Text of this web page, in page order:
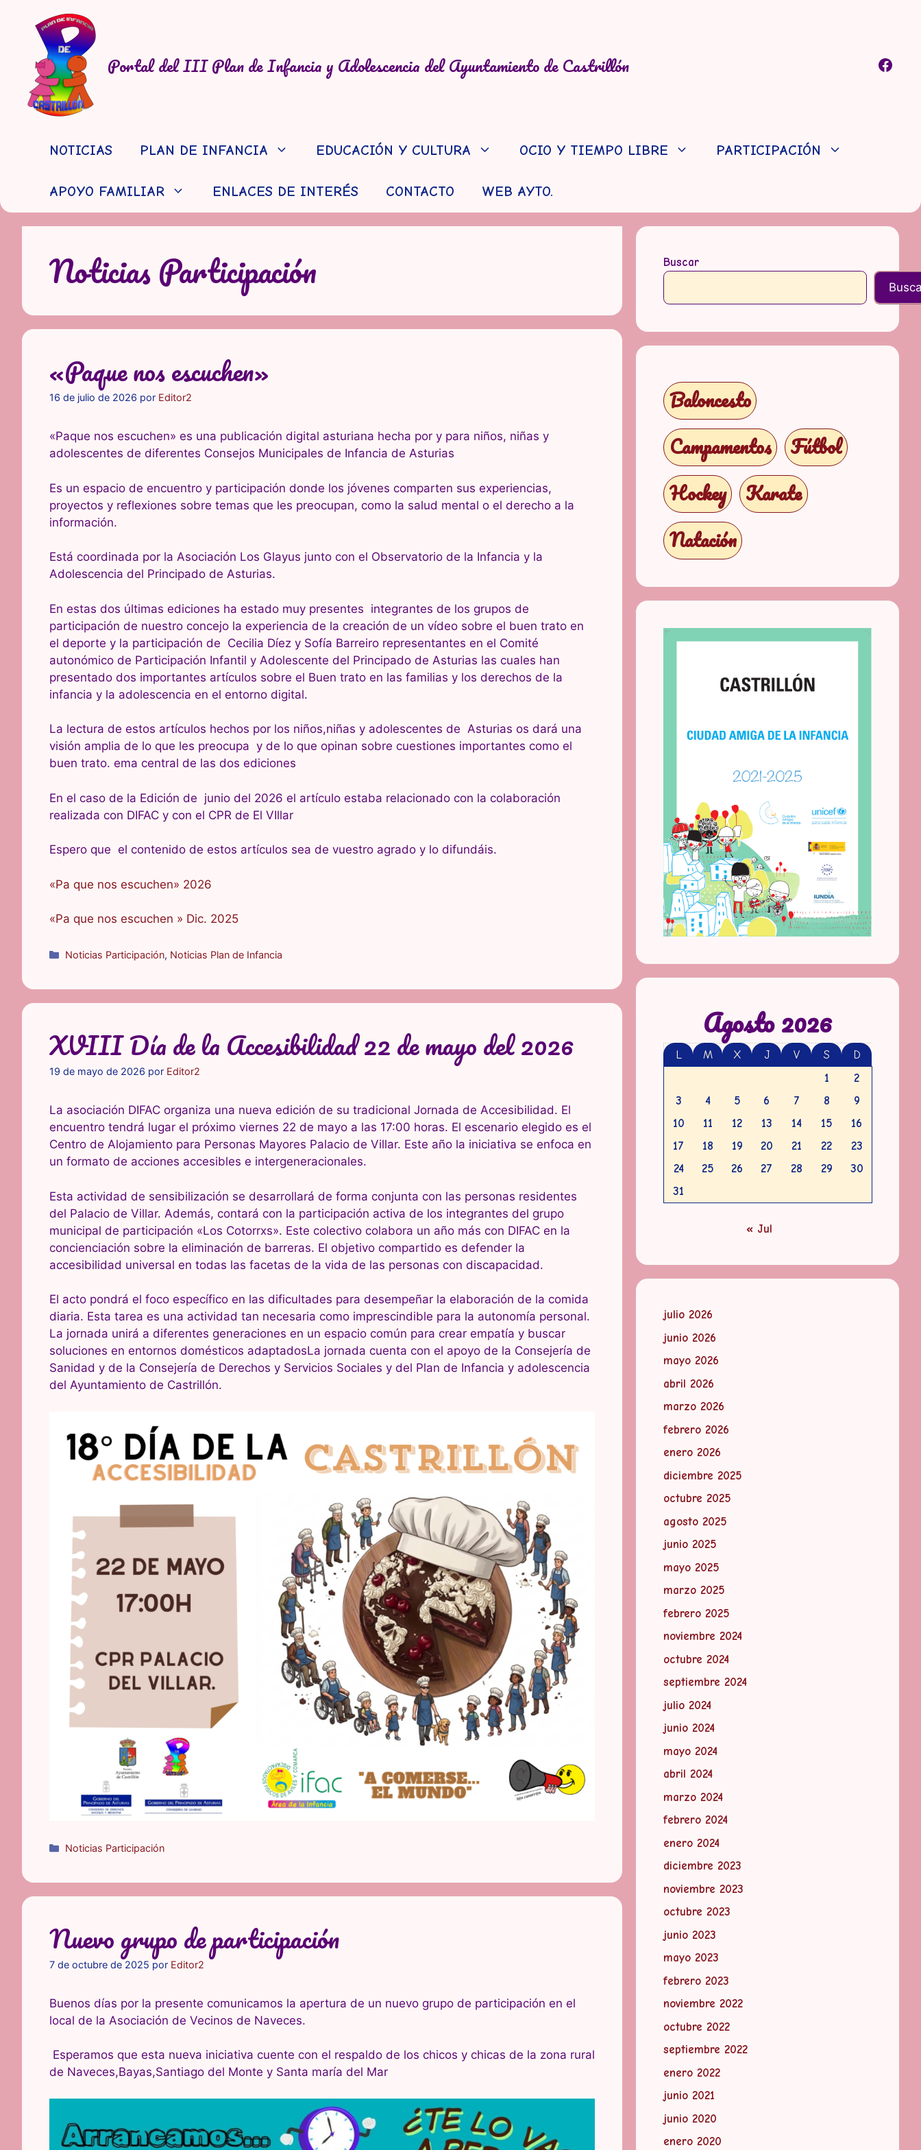
contenido
Portal del III Plan de Infancia y Adolescencia del Ayuntamiento de Castrillón
NOTICIAS PLAN DE INFANCIA EDUCACIÓN Y CULTURA OCIO Y TIEMPO LIBRE PARTICIPACIÓN
APOYO FAMILIAR ENLACES DE INTERÉS CONTACTO WEB AYTO.
Noticias Participación
«Paque nos escuchen»
16 de julio de 2026 por Editor2
«Paque nos escuchen» es una publicación digital asturiana hecha por y para niños, niñas y
adolescentes de diferentes Consejos Municipales de Infancia de Asturias
Es un espacio de encuentro y participación donde los jóvenes comparten sus experiencias,
proyectos y reflexiones sobre temas que les preocupan, como la salud mental o el derecho a la
información.
Está coordinada por la Asociación Los Glayus junto con el Observatorio de la Infancia y la
Adolescencia del Principado de Asturias.
En estas dos últimas ediciones ha estado muy presentes integrantes de los grupos de
participación de nuestro concejo la experiencia de la creación de un vídeo sobre el buen trato en
el deporte y la participación de Cecilia Díez y Sofía Barreiro representantes en el Comité
autonómico de Participación Infantil y Adolescente del Principado de Asturias las cuales han
presentado dos importantes artículos sobre el Buen trato en las familias y los derechos de la
infancia y la adolescencia en el entorno digital.
La lectura de estos artículos hechos por los niños,niñas y adolescentes de Asturias os dará una
visión amplia de lo que les preocupa y de lo que opinan sobre cuestiones importantes como el
buen trato. ema central de las dos ediciones
En el caso de la Edición de junio del 2026 el artículo estaba relacionado con la colaboración
realizada con DIFAC y con el CPR de El VIllar
Espero que el contenido de estos artículos sea de vuestro agrado y lo difundáis.
«Pa que nos escuchen» 2026
«Pa que nos escuchen » Dic. 2025
Categorías
Noticias Participación, Noticias Plan de Infancia
XVIII Día de la Accesibilidad 22 de mayo del 2026
19 de mayo de 2026 por Editor2
La asociación DIFAC organiza una nueva edición de su tradicional Jornada de Accesibilidad. El
encuentro tendrá lugar el próximo viernes 22 de mayo a las 17:00 horas. El escenario elegido es el
Centro de Alojamiento para Personas Mayores Palacio de Villar. Este año la iniciativa se enfoca en
un formato de acciones accesibles e intergeneracionales.
Esta actividad de sensibilización se desarrollará de forma conjunta con las personas residentes
del Palacio de Villar. Además, contará con la participación activa de los integrantes del grupo
municipal de participación «Los Cotorrxs». Este colectivo colabora un año más con DIFAC en la
concienciación sobre la eliminación de barreras. El objetivo compartido es defender la
accesibilidad universal en todas las facetas de la vida de las personas con discapacidad.
El acto pondrá el foco específico en las dificultades para desempeñar la elaboración de la comida
diaria. Esta tarea es una actividad tan necesaria como imprescindible para la autonomía personal.
La jornada unirá a diferentes generaciones en un espacio común para crear empatía y buscar
soluciones en entornos domésticos adaptadosLa jornada cuenta con el apoyo de la Consejería de
Sanidad y de la Consejería de Derechos y Servicios Sociales y del Plan de Infancia y adolescencia
del Ayuntamiento de Castrillón.
Categorías
Noticias Participación
Nuevo grupo de participación
7 de octubre de 2025 por Editor2
Buenos días por la presente comunicamos la apertura de un nuevo grupo de participación en el
local de la Asociación de Vecinos de Naveces.
Esperamos que esta nueva iniciativa cuente con el respaldo de los chicos y chicas de la zona rural
de Naveces,Bayas,Santiago del Monte y Santa maría del Mar
Buscar
Baloncesto
Campamentos
Fútbol
Hockey
Karate
Natación
Agosto 2026
L M X J V S
D
1
2
3
4 5 6 7 8
9
10
11 12 13 14 15
16
17
18 19 20 21 22
23
24
25 26 27 28 29
30
31
« Jul
julio 2026
junio 2026
mayo 2026
abril 2026
marzo 2026
febrero 2026
enero 2026
diciembre 2025
octubre 2025
agosto 2025
junio 2025
mayo 2025
marzo 2025
febrero 2025
noviembre 2024
octubre 2024
septiembre 2024
julio 2024
junio 2024
mayo 2024
abril 2024
marzo 2024
febrero 2024
enero 2024
diciembre 2023
noviembre 2023
octubre 2023
junio 2023
mayo 2023
febrero 2023
noviembre 2022
octubre 2022
septiembre 2022
enero 2022
junio 2021
junio 2020
enero 2020